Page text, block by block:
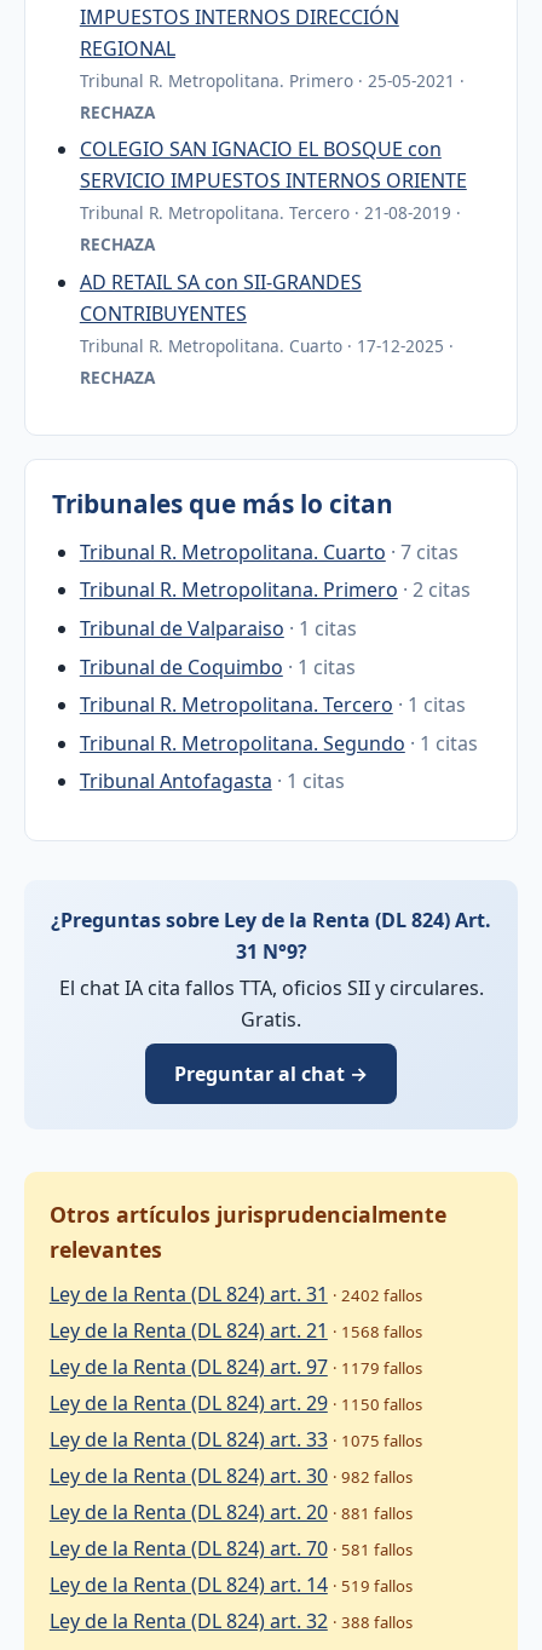
IMPUESTOS INTERNOS DIRECCIÓN
REGIONAL
Tribunal R. Metropolitana. Primero · 25-05-2021 ·
RECHAZA
COLEGIO SAN IGNACIO EL BOSQUE con
SERVICIO IMPUESTOS INTERNOS ORIENTE
Tribunal R. Metropolitana. Tercero · 21-08-2019 ·
RECHAZA
AD RETAIL SA con SII-GRANDES
CONTRIBUYENTES
Tribunal R. Metropolitana. Cuarto · 17-12-2025 ·
RECHAZA
Tribunales que más lo citan
Tribunal R. Metropolitana. Cuarto · 7 citas
Tribunal R. Metropolitana. Primero · 2 citas
Tribunal de Valparaiso · 1 citas
Tribunal de Coquimbo · 1 citas
Tribunal R. Metropolitana. Tercero · 1 citas
Tribunal R. Metropolitana. Segundo · 1 citas
Tribunal Antofagasta · 1 citas
¿Preguntas sobre Ley de la Renta (DL 824) Art.
31 N°9?
El chat IA cita fallos TTA, oficios SII y circulares.
Gratis.
Preguntar al chat →
Otros artículos jurisprudencialmente
relevantes
Ley de la Renta (DL 824) art. 31 · 2402 fallos
Ley de la Renta (DL 824) art. 21 · 1568 fallos
Ley de la Renta (DL 824) art. 97 · 1179 fallos
Ley de la Renta (DL 824) art. 29 · 1150 fallos
Ley de la Renta (DL 824) art. 33 · 1075 fallos
Ley de la Renta (DL 824) art. 30 · 982 fallos
Ley de la Renta (DL 824) art. 20 · 881 fallos
Ley de la Renta (DL 824) art. 70 · 581 fallos
Ley de la Renta (DL 824) art. 14 · 519 fallos
Ley de la Renta (DL 824) art. 32 · 388 fallos